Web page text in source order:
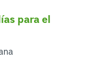
para el